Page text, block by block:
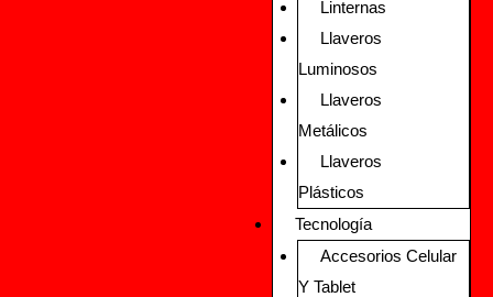
Linternas
Llaveros
Luminosos
Llaveros
Metálicos
Llaveros
Plásticos
Tecnología
Accesorios Celular
Y Tablet